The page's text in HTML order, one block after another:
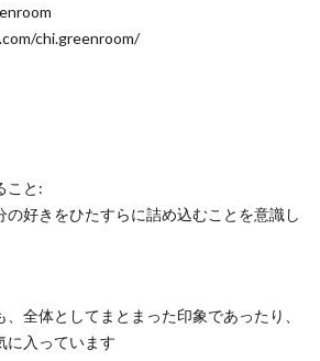
chi.greenroom/
こと:
の好きをひたすらに詰め込むことを意識し
全体としてまとまった印象であったり、
に入っています